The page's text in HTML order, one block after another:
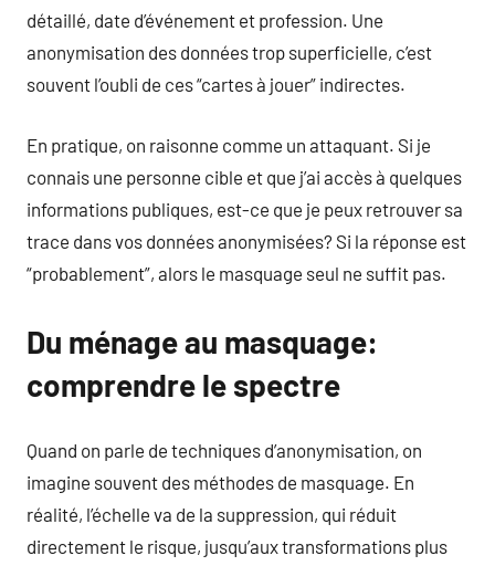
détaillé, date d’événement et profession. Une
anonymisation des données trop superficielle, c’est
souvent l’oubli de ces “cartes à jouer” indirectes.
En pratique, on raisonne comme un attaquant. Si je
connais une personne cible et que j’ai accès à quelques
informations publiques, est-ce que je peux retrouver sa
trace dans vos données anonymisées? Si la réponse est
“probablement”, alors le masquage seul ne suffit pas.
Du ménage au masquage:
comprendre le spectre
Quand on parle de techniques d’anonymisation, on
imagine souvent des méthodes de masquage. En
réalité, l’échelle va de la suppression, qui réduit
directement le risque, jusqu’aux transformations plus